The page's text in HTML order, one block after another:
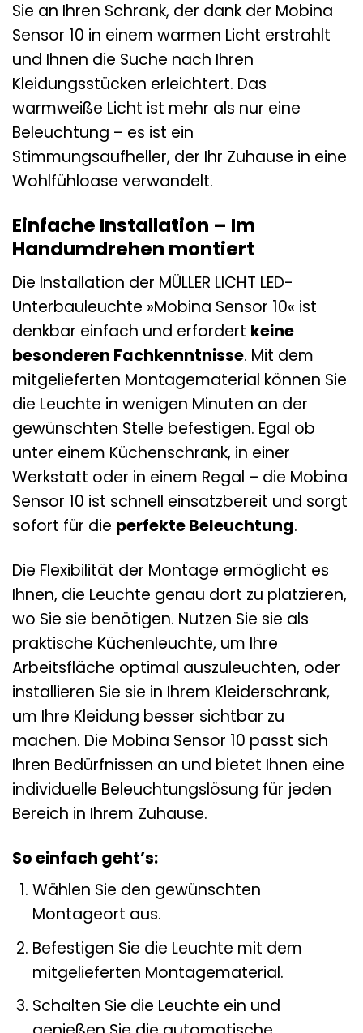
Sie an Ihren Schrank, der dank der Mobina
Sensor 10 in einem warmen Licht erstrahlt
und Ihnen die Suche nach Ihren
Kleidungsstücken erleichtert. Das
warmweiße Licht ist mehr als nur eine
Beleuchtung – es ist ein
Stimmungsaufheller, der Ihr Zuhause in eine
Wohlfühloase verwandelt.
Einfache Installation – Im
Handumdrehen montiert
Die Installation der MÜLLER LICHT LED-
Unterbauleuchte »Mobina Sensor 10« ist
denkbar einfach und erfordert keine
besonderen Fachkenntnisse. Mit dem
mitgelieferten Montagematerial können Sie
die Leuchte in wenigen Minuten an der
gewünschten Stelle befestigen. Egal ob
unter einem Küchenschrank, in einer
Werkstatt oder in einem Regal – die Mobina
Sensor 10 ist schnell einsatzbereit und sorgt
sofort für die perfekte Beleuchtung.
Die Flexibilität der Montage ermöglicht es
Ihnen, die Leuchte genau dort zu platzieren,
wo Sie sie benötigen. Nutzen Sie sie als
praktische Küchenleuchte, um Ihre
Arbeitsfläche optimal auszuleuchten, oder
installieren Sie sie in Ihrem Kleiderschrank,
um Ihre Kleidung besser sichtbar zu
machen. Die Mobina Sensor 10 passt sich
Ihren Bedürfnissen an und bietet Ihnen eine
individuelle Beleuchtungslösung für jeden
Bereich in Ihrem Zuhause.
So einfach geht’s:
Wählen Sie den gewünschten
Montageort aus.
Befestigen Sie die Leuchte mit dem
mitgelieferten Montagematerial.
Schalten Sie die Leuchte ein und